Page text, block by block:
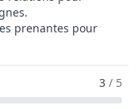
prenantes pour
Chargé / 3 / 5